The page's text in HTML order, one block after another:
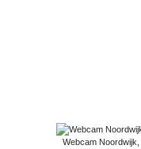
Webcam